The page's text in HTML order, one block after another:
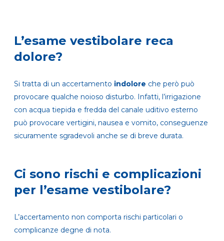
L’esame vestibolare reca
dolore?
Si tratta di un accertamento indolore che però può
provocare qualche noioso disturbo. Infatti, l’irrigazione
con acqua tiepida e fredda del canale uditivo esterno
può provocare vertigini, nausea e vomito, conseguenze
sicuramente sgradevoli anche se di breve durata.
Ci sono rischi e complicazioni
per l’esame vestibolare?
L’accertamento non comporta rischi particolari o
complicanze degne di nota.